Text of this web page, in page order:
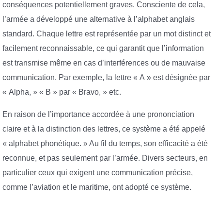
conséquences potentiellement graves. Consciente de cela,
l’armée a développé une alternative à l’alphabet anglais
standard. Chaque lettre est représentée par un mot distinct et
facilement reconnaissable, ce qui garantit que l’information
est transmise même en cas d’interférences ou de mauvaise
communication. Par exemple, la lettre « A » est désignée par
« Alpha, » « B » par « Bravo, » etc.
En raison de l’importance accordée à une prononciation
claire et à la distinction des lettres, ce système a été appelé
« alphabet phonétique. » Au fil du temps, son efficacité a été
reconnue, et pas seulement par l’armée. Divers secteurs, en
particulier ceux qui exigent une communication précise,
comme l’aviation et le maritime, ont adopté ce système.